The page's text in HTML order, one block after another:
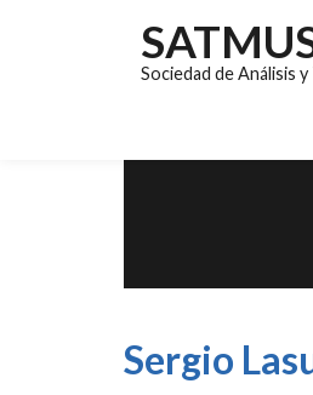
Sociedad de Análisis
Sergio